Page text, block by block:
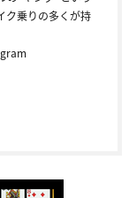
ク乗りの多くが持